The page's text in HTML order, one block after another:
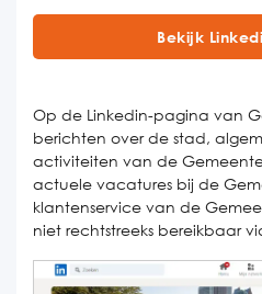
Bekijk
Op de Linkedin-pagina van
berichten over de stad,
activiteiten van de
actuele vacatures bij de
klantenservice van de
niet rechtstreeks bereikbaar